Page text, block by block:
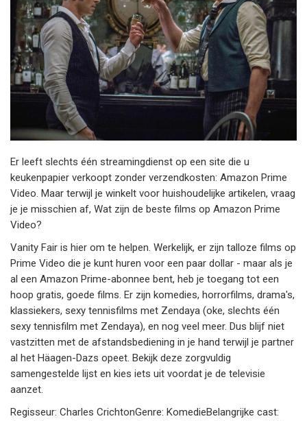
Er leeft slechts één streamingdienst op een site die u
keukenpapier verkoopt zonder verzendkosten: Amazon Prime
Video. Maar terwijl je winkelt voor huishoudelijke artikelen, vraag
je je misschien af, Wat zijn de beste films op Amazon Prime
Video?
Vanity Fair is hier om te helpen. Werkelijk, er zijn talloze films op
Prime Video die je kunt huren voor een paar dollar - maar als je
al een Amazon Prime-abonnee bent, heb je toegang tot een
hoop gratis, goede films. Er zijn komedies, horrorfilms, drama's,
klassiekers, sexy tennisfilms met Zendaya (oke, slechts één
sexy tennisfilm met Zendaya), en nog veel meer. Dus blijf niet
vastzitten met de afstandsbediening in je hand terwijl je partner
al het Häagen-Dazs opeet. Bekijk deze zorgvuldig
samengestelde lijst en kies iets uit voordat je de televisie
aanzet.
Regisseur: Charles CrichtonGenre: KomedieBelangrijke cast: